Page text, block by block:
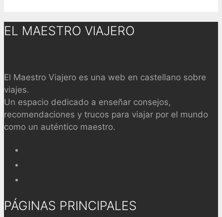
EL MAESTRO VIAJERO
El Maestro Viajero es una web en castellano sobre
viajes.
Un espacio dedicado a enseñar consejos,
recomendaciones y trucos para viajar por el mundo
como un auténtico maestro.
PÁGINAS PRINCIPALES